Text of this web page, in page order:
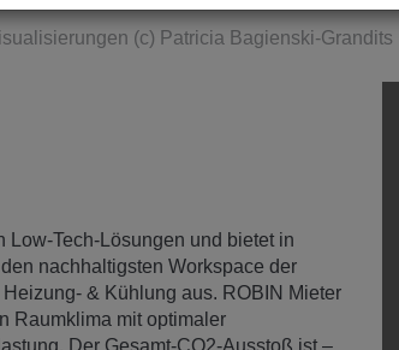
Low-Tech-Lösungen und bietet in
nachhaltigsten Workspace der
& Kühlung aus. ROBIN Mieter
Raumklima mit optimaler